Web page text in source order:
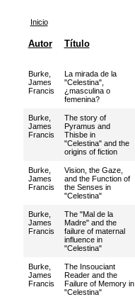
Inicio
Autor Título
Burke,
James
Francis
La mirada de la
"Celestina",
¿masculina o
femenina?
Burke,
James
Francis
The story of
Pyramus and
Thisbe in
"Celestina" and the
origins of fiction
Burke,
James
Francis
Vision, the Gaze,
and the Function of
the Senses in
"Celestina"
Burke,
James
Francis
The "Mal de la
Madre" and the
failure of maternal
influence in
"Celestina"
Burke,
James
Francis
The Insouciant
Reader and the
Failure of Memory in
"Celestina"